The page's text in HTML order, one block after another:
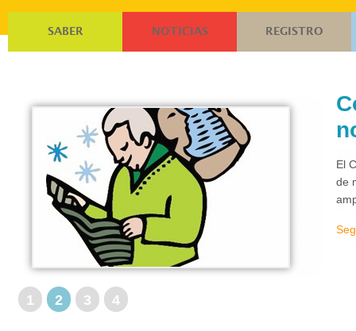
SABER NOTICIAS REGISTRO
El
de
1 2 3 4